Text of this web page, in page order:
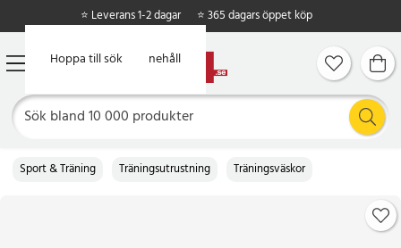
Hoppa till huvudinnehåll
Hoppa till sök
⭐ Leverans 1-2 dagar ⭐ 365 dagars öppet köp
Sport & Träning Träningsutrustning Träningsväskor